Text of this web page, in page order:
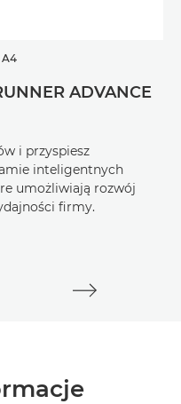
A4
ADVANCE
i przyspiesz
inteligentnych
umożliwiają rozwój
firmy.